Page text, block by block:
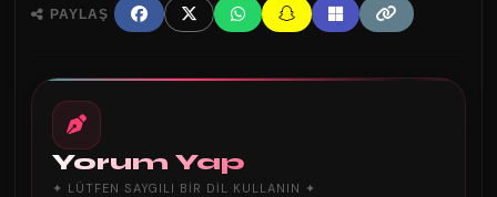
PAYLAŞ
Yorum Yap
✦ LÜTFEN SAYGILI BIR DIL KULLANIN ✦